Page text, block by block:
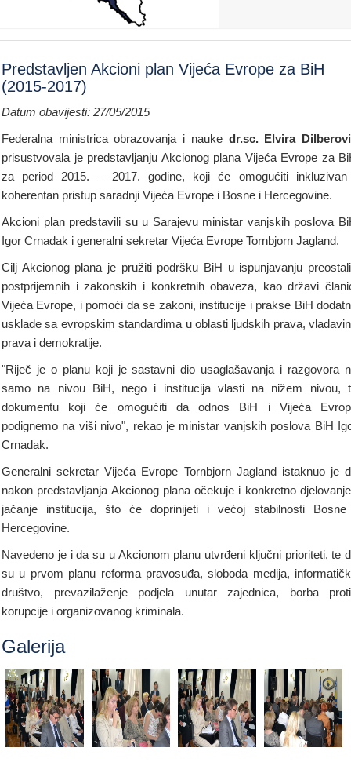
Predstavljen Akcioni plan Vijeća Evrope za BiH
(2015-2017)
Datum obavijesti: 27/05/2015
Federalna ministrica obrazovanja i nauke dr.sc. Elvira
prisustvovala je predstavljanju Akcionog plana Vijeća Evrope za
za period 2015. – 2017. godine, koji će omogućiti
koherentan pristup saradnji Vijeća Evrope i Bosne i Hercegovine.
Akcioni plan predstavili su u Sarajevu ministar vanjskih poslova
Igor Crnadak i generalni sekretar Vijeća Evrope Tornbjorn Jagland.
Cilj Akcionog plana je pružiti podršku BiH u ispunjavanju
postprijemnih i zakonskih i konkretnih obaveza, kao državi
Vijeća Evrope, i pomoći da se zakoni, institucije i prakse BiH
usklade sa evropskim standardima u oblasti ljudskih prava,
prava i demokratije.
"Riječ je o planu koji je sastavni dio usaglašavanja i razgovora
samo na nivou BiH, nego i institucija vlasti na nižem nivou,
dokumentu koji će omogućiti da odnos BiH i Vijeća
podignemo na viši nivo", rekao je ministar vanjskih poslova BiH
Crnadak.
Generalni sekretar Vijeća Evrope Tornbjorn Jagland istaknuo je
nakon predstavljanja Akcionog plana očekuje i konkretno
jačanje institucija, što će doprinijeti i većoj stabilnosti
Hercegovine.
Navedeno je i da su u Akcionom planu utvrđeni ključni prioriteti, te
su u prvom planu reforma pravosuđa, sloboda medija,
društvo, prevazilaženje podjela unutar zajednica, borba
korupcije i organizovanog kriminala.
Galerija